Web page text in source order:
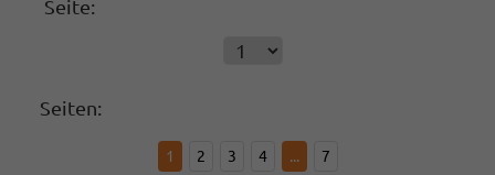
Seite:
Seiten:
1 2 3 4 ... 7